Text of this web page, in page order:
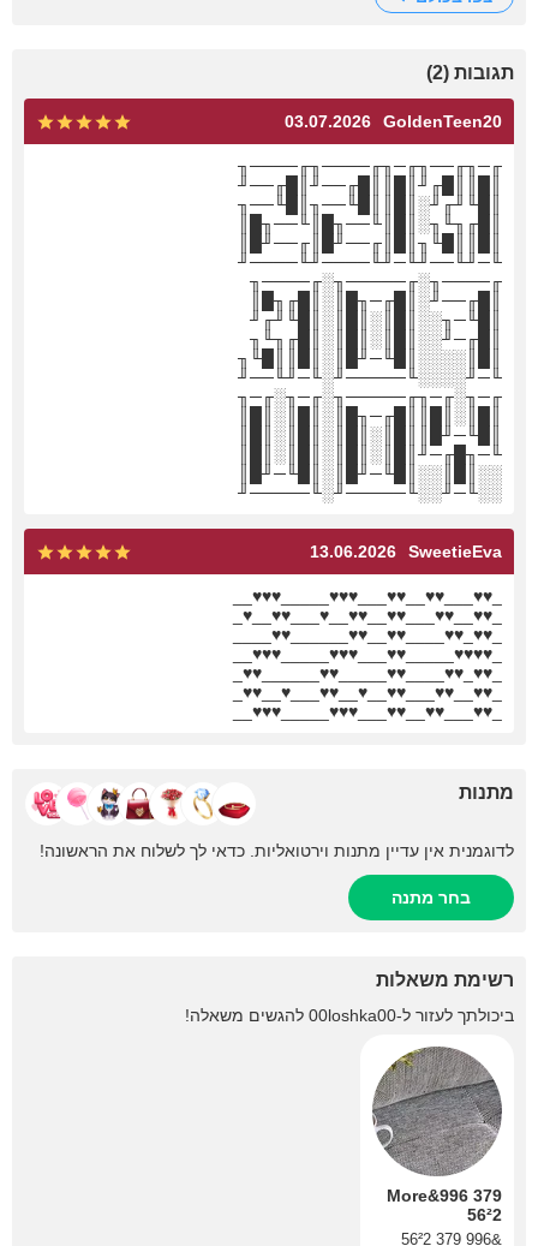
תגובות (2)
GoldenTeen20
03.07.2026
╓─╖╓──╖╓─╖╓────╖╓────╖
║█║║█╓╜║█║║█╓──╜║█╓──╜
║█╙╜╓╜░║█║║█╙──╖║█╙──╖
║█╓╖╙╖░║█║╙──╖█║╙──╖█║
║█║║█╙╖║█║╓──╜█║╓──╜█║
╙─╜╙──╜╙─╜╙────╜╙────╜
╓────╖░╓─────╖░╓────╖
║█╓──╜░║█╓─╖█║░║█╓╖█║
║█╙─╖░░║█║░║█║░║█╙╜╓╜
║█╓─╜░░║█║░║█║░║█╓╖╙╖
║█║░░░░║█╙─╜█║░║█║║█╙╖
╙─╜░░░░╙─────╜░╙─╜╙──╜
╓─╖░╓─╖╓─────╖░╓─╖░╓─╖
║█║░║█║║█╓─╖█║░║█║░║█║
║█╙─╜█║║█║░║█║░║█║░║█║
╙─╖█╓─╜║█║░║█║░║█║░║█║
░░║█║░░║█╙─╜█║░║█╙─╜█║
░░╙─╜░░╙─────╜░╙─────╜
SweetieEva
13.06.2026
_♥♥___♥♥__♥♥___♥♥♥_____♥♥♥__
_♥♥__♥♥___♥♥__♥♥__♥___♥♥__♥_
_♥♥_♥♥____♥♥__♥♥______♥♥____
_♥♥♥♥_____♥♥___♥♥♥_____♥♥♥__
_♥♥_♥♥____♥♥_____♥♥______♥♥_
_♥♥__♥♥___♥♥__♥__♥♥___♥__♥♥_
_♥♥___♥♥__♥♥___♥♥♥_____♥♥♥__
מתנות
לדוגמנית אין עדיין מתנות וירטואליות. כדאי לך לשלוח את הראשונה!
בחר מתנה
רשימת משאלות
ביכולתך לעזור ל-00loshka00 להגשים משאלה!
More&996 379
56²2
&996 379 56²2